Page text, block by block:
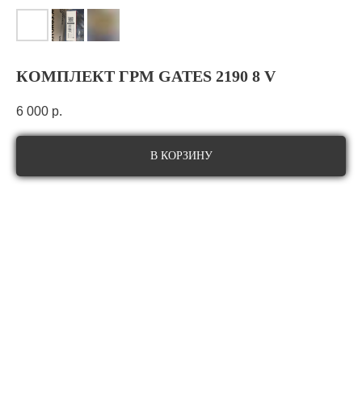
КОМПЛЕКТ ГРМ GATES 2190 8 V
6 000 р.
В КОРЗИНУ